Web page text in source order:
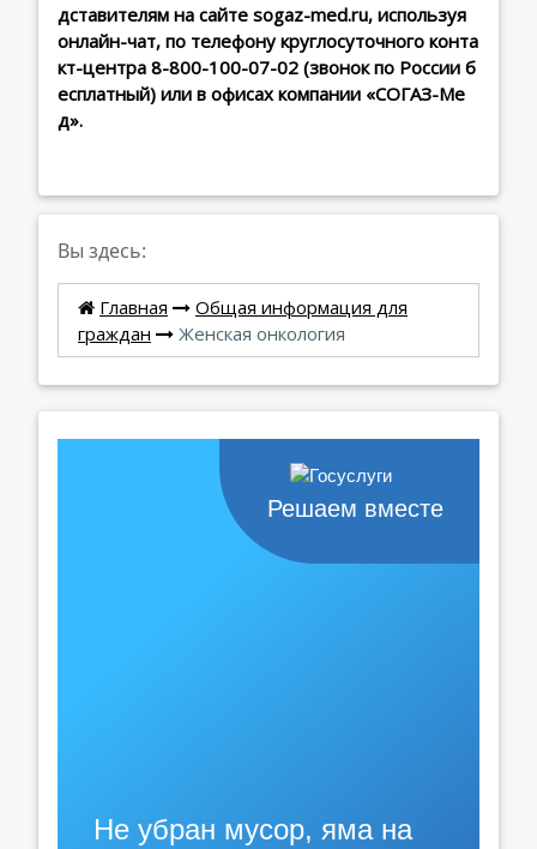
дставителям на сайте sogaz-med.ru, используя
онлайн-чат, по телефону круглосуточного конта
кт-центра 8-800-100-07-02 (звонок по России б
есплатный) или в офисах компании «СОГАЗ-Ме
д».
Вы здесь:
Главная
Общая информация для
граждан
Женская онкология
Решаем вместе
Не убран мусор, яма на